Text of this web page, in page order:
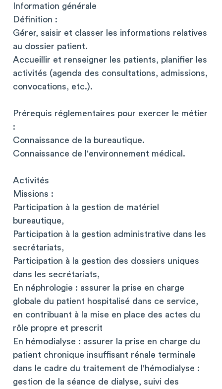
Information générale
Définition :
Gérer, saisir et classer les informations relatives
au dossier patient.
Accueillir et renseigner les patients, planifier les
activités (agenda des consultations, admissions,
convocations, etc.).
Prérequis réglementaires pour exercer le métier
:
Connaissance de la bureautique.
Connaissance de l'environnement médical.
Activités
Missions :
Participation à la gestion de matériel
bureautique,
Participation à la gestion administrative dans les
secrétariats,
Participation à la gestion des dossiers uniques
dans les secrétariats,
En néphrologie : assurer la prise en charge
globale du patient hospitalisé dans ce service,
en contribuant à la mise en place des actes du
rôle propre et prescrit
En hémodialyse : assurer la prise en charge du
patient chronique insuffisant rénale terminale
dans le cadre du traitement de l'hémodialyse :
gestion de la séance de dialyse, suivi des